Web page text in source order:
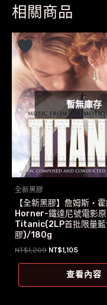
相關商品
暫無庫存
全新黑膠
【全新黑膠】詹姆斯‧
Horner-鐵達尼號電影
Titanic(2LP首批限量藍
膠)/180g
NT$1,209 原
NT$1,209。
NT$1,105目
價
格：
查看內容